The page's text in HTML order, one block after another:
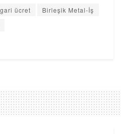
ücret
Birleşik Metal-İş